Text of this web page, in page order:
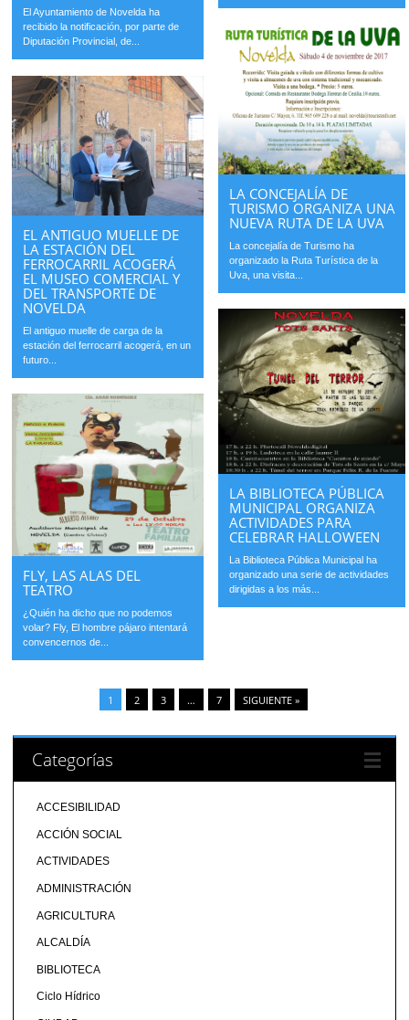
El Ayuntamiento de Novelda ha
recibido la notificación, por parte de
Diputación Provincial, de...
LA CONCEJALÍA DE
TURISMO ORGANIZA UNA
NUEVA RUTA DE LA UVA
La concejalía de Turismo ha
organizado la Ruta Turística de la
Uva, una visita...
EL ANTIGUO MUELLE DE
LA ESTACIÓN DEL
FERROCARRIL ACOGERÁ
EL MUSEO COMERCIAL Y
DEL TRANSPORTE DE
NOVELDA
El antiguo muelle de carga de la
estación del ferrocarril acogerá, en un
futuro...
LA BIBLIOTECA PÚBLICA
MUNICIPAL ORGANIZA
ACTIVIDADES PARA
CELEBRAR HALLOWEEN
La Biblioteca Pública Municipal ha
organizado una serie de actividades
dirigidas a los más...
FLY, LAS ALAS DEL
TEATRO
¿Quién ha dicho que no podemos
volar? Fly, El hombre pájaro intentará
convencernos de...
1 2 3 … 7 SIGUIENTE »
Categorías
ACCESIBILIDAD
ACCIÓN SOCIAL
ACTIVIDADES
ADMINISTRACIÓN
AGRICULTURA
ALCALDÍA
BIBLIOTECA
Ciclo Hídrico